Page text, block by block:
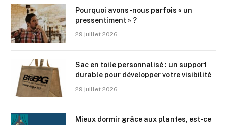
Pourquoi avons-nous parfois « un
pressentiment » ?
29 juillet 2026
Sac en toile personnalisé : un support
durable pour développer votre visibilité
29 juillet 2026
Mieux dormir grâce aux plantes, est-ce